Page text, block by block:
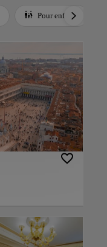
Pour enfants